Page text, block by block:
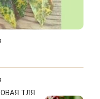
ТЛЯ